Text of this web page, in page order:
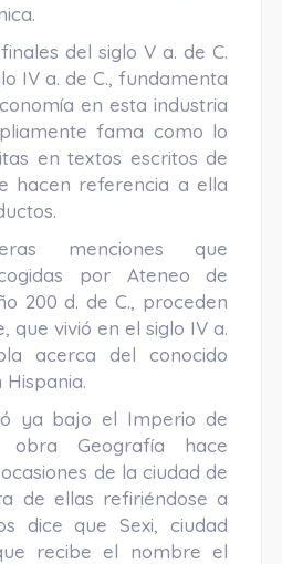
del siglo V a. de C.
IV a. de C., fundamenta
en esta industria
fama como lo
en textos escritos de
hacen referencia a ella
menciones que
por Ateneo de
200 d. de C., proceden
que vivió en el siglo IV a.
acerca del conocido
Hispania.
ya bajo el Imperio de
Geografía hace
de la ciudad de
de ellas refiriéndose a
dice que Sexi, ciudad
recibe el nombre el